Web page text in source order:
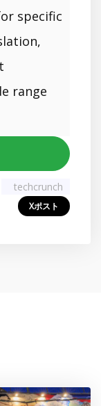
specific
range
techcrunch
Xポスト